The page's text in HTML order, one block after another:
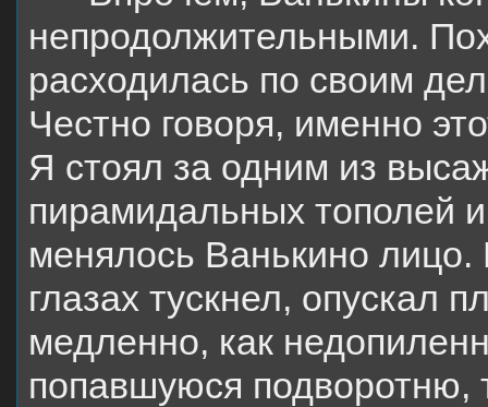
непродолжительными.
расходилась по своим
Честно говоря, именно
Я стоял за одним из
пирамидальных тополей
менялось Ванькино
глазах тускнел, опускал
медленно, как
попавшуюся